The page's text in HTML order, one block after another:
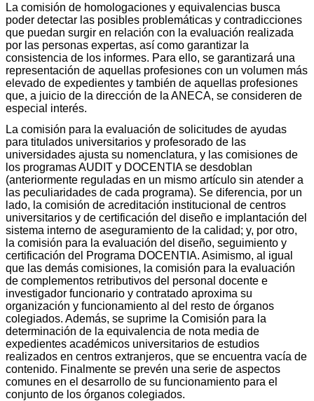
La comisión de homologaciones y equivalencias busca
poder detectar las posibles problemáticas y contradicciones
que puedan surgir en relación con la evaluación realizada
por las personas expertas, así como garantizar la
consistencia de los informes. Para ello, se garantizará una
representación de aquellas profesiones con un volumen más
elevado de expedientes y también de aquellas profesiones
que, a juicio de la dirección de la ANECA, se consideren de
especial interés.
La comisión para la evaluación de solicitudes de ayudas
para titulados universitarios y profesorado de las
universidades ajusta su nomenclatura, y las comisiones de
los programas AUDIT y DOCENTIA se desdoblan
(anteriormente reguladas en un mismo artículo sin atender a
las peculiaridades de cada programa). Se diferencia, por un
lado, la comisión de acreditación institucional de centros
universitarios y de certificación del diseño e implantación del
sistema interno de aseguramiento de la calidad; y, por otro,
la comisión para la evaluación del diseño, seguimiento y
certificación del Programa DOCENTIA. Asimismo, al igual
que las demás comisiones, la comisión para la evaluación
de complementos retributivos del personal docente e
investigador funcionario y contratado aproxima su
organización y funcionamiento al del resto de órganos
colegiados. Además, se suprime la Comisión para la
determinación de la equivalencia de nota media de
expedientes académicos universitarios de estudios
realizados en centros extranjeros, que se encuentra vacía de
contenido. Finalmente se prevén una serie de aspectos
comunes en el desarrollo de su funcionamiento para el
conjunto de los órganos colegiados.